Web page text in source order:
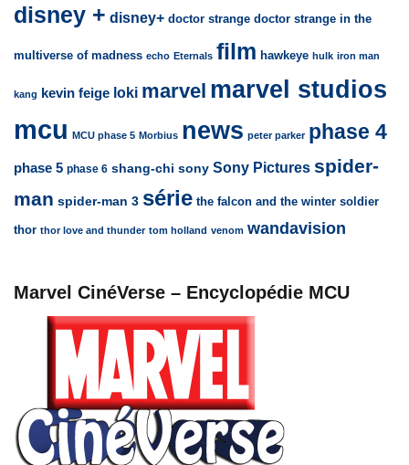
disney + disney+ doctor strange doctor strange in the
multiverse of madness echo Eternals film hawkeye hulk iron man
kang kevin feige loki marvel marvel studios
mcu MCU phase 5 Morbius news peter parker phase 4
phase 5 phase 6 shang-chi sony Sony Pictures spider-
man spider-man 3 série the falcon and the winter soldier
thor thor love and thunder tom holland venom wandavision
Marvel CinéVerse – Encyclopédie MCU